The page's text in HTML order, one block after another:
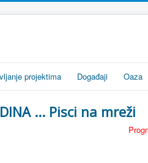
projektima Događaji Oaza
... Pisci na mreži